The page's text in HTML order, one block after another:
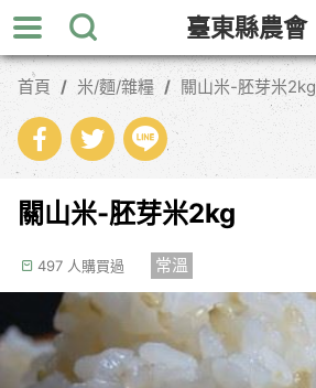
跳
到
主
內
臺東縣農會
首頁 米/麵/雜糧 關山米-胚芽米2kg
關山米-胚芽米2kg
497 人購買過 常溫